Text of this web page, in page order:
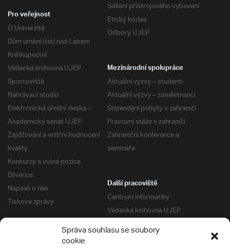
Správa souhlasu se soubory
cookie
Sdílení přístrojového vybavení
Etický kodex
Odbory UJEP
Pro veřejnost
O Univerzitě
Dům umění Ústí nad Labem
Knihkupectví
Vědecká knihovna UJEP
Sportoviště
Nahrávací studio
Elektronická úřední deska –
Akademický senát UJEP
Zajišťování a vnitřní hodnocení
kvality
Konkurzy a volné pozice
Silverius
Napsali o nás
Tiskové zprávy
Mezinárodní spolupráce
Aktuální výzvy – studenti
Aktuální výzvy – zaměstnanci
Stipendijní pobyty v zahraničí
Pracovní stáže v zahraničí
Zahraniční konference a
semináře
Další pracoviště
Centrum Informatiky
Vědecká knihovna UJEP
Správa kolejí a menz
Univerzitní centrum podpory